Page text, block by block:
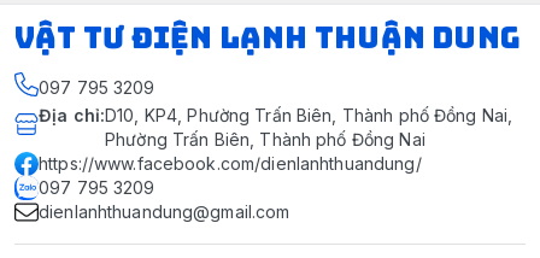
VẬT TƯ ĐIỆN LẠNH THUẬN DUNG
097 795 3209
Địa chỉ:D10, KP4, Phường Trấn Biên, Thành phố Đồng Nai,
Phường Trấn Biên, Thành phố Đồng Nai
https://www.facebook.com/dienlanhthuandung/
097 795 3209
dienlanhthuandung@gmail.com